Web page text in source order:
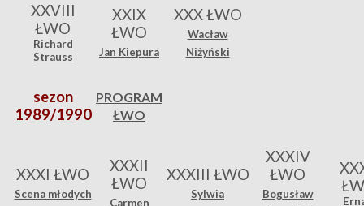
XXVIII
ŁWO
Richard
Strauss
XXIX
ŁWO
Jan Kiepura
XXX ŁWO
Wacław
Niżyński
sezon
1989/1990
PROGRAM
ŁWO
XXXI ŁWO
Scena młodych
XXXII
ŁWO
Carmen
XXXIII ŁWO
Sylwia
XXXIV
ŁWO
Bogusław